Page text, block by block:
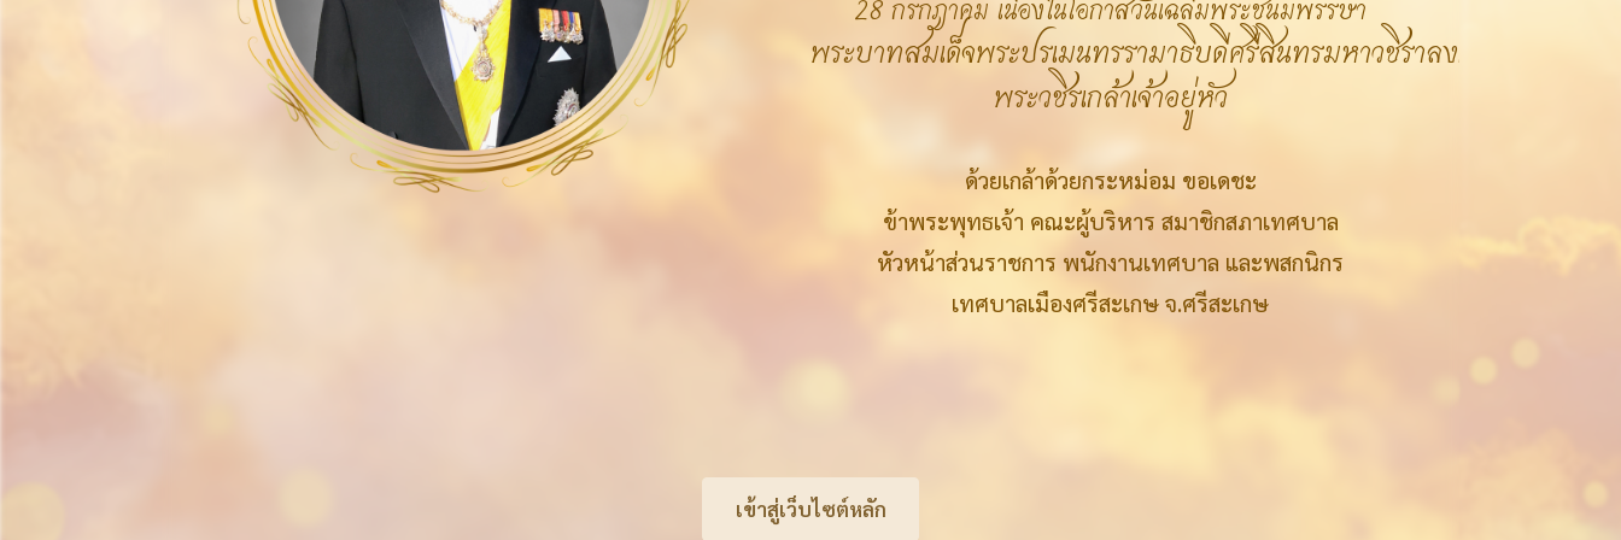
พระบาทสมเด็จพระปรเมนทรรามาธิบดีศรีสินทรมหาวชิราลงกรณ
พระวชิรเกล้าเจ้าอยู่หัว
ด้วยเกล้าด้วยกระหม่อม ขอเดชะ
ข้าพระพุทธเจ้า คณะผู้บริหาร สมาชิกสภาเทศบาล
หัวหน้าส่วนราชการ พนักงานเทศบาล และพสกนิกร
เทศบาลเมืองศรีสะเกษ จ.ศรีสะเกษ
เข้าสู่เว็บไซต์หลัก